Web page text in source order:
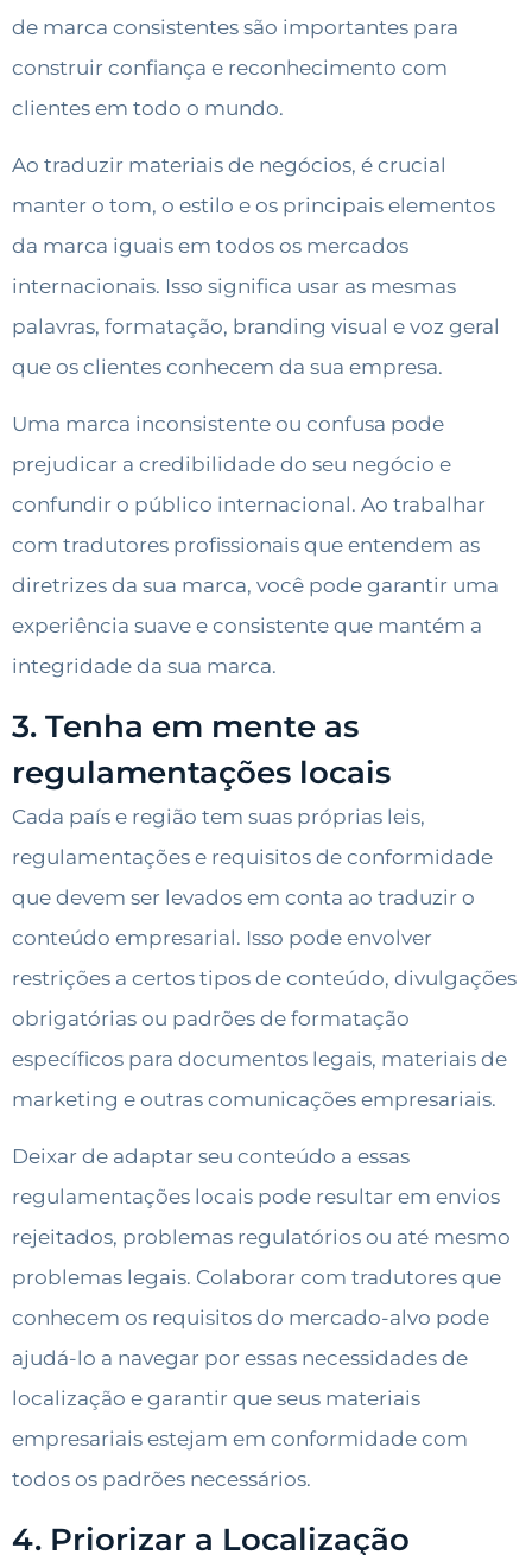
de marca consistentes são importantes para
construir confiança e reconhecimento com
clientes em todo o mundo.
Ao traduzir materiais de negócios, é crucial
manter o tom, o estilo e os principais elementos
da marca iguais em todos os mercados
internacionais. Isso significa usar as mesmas
palavras, formatação, branding visual e voz geral
que os clientes conhecem da sua empresa.
Uma marca inconsistente ou confusa pode
prejudicar a credibilidade do seu negócio e
confundir o público internacional. Ao trabalhar
com tradutores profissionais que entendem as
diretrizes da sua marca, você pode garantir uma
experiência suave e consistente que mantém a
integridade da sua marca.
3. Tenha em mente as
regulamentações locais
Cada país e região tem suas próprias leis,
regulamentações e requisitos de conformidade
que devem ser levados em conta ao traduzir o
conteúdo empresarial. Isso pode envolver
restrições a certos tipos de conteúdo, divulgações
obrigatórias ou padrões de formatação
específicos para documentos legais, materiais de
marketing e outras comunicações empresariais.
Deixar de adaptar seu conteúdo a essas
regulamentações locais pode resultar em envios
rejeitados, problemas regulatórios ou até mesmo
problemas legais. Colaborar com tradutores que
conhecem os requisitos do mercado-alvo pode
ajudá-lo a navegar por essas necessidades de
localização e garantir que seus materiais
empresariais estejam em conformidade com
todos os padrões necessários.
4. Priorizar a Localização